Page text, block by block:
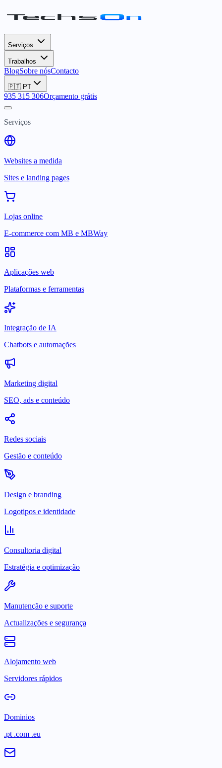
Serviços
Trabalhos
BlogSobre nósContacto
🇵🇹 PT
935 315 306Orçamento grátis
Serviços
Websites a medida
Sites e landing pages
Lojas online
E-commerce com MB e MBWay
Aplicações web
Plataformas e ferramentas
Integração de IA
Chatbots e automações
Marketing digital
SEO, ads e conteúdo
Redes sociais
Gestão e conteúdo
Design e branding
Logotipos e identidade
Consultoria digital
Estratégia e optimização
Manutenção e suporte
Actualizações e segurança
Alojamento web
Servidores rápidos
Dominios
.pt .com .eu